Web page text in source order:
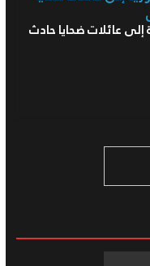
عائلات ضحايا حادث
بن بولعيد
باليوم الوطني